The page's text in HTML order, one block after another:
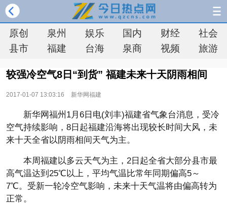
原创 泉州 娱乐 国内 财经
社会
县市
福建 台海 泉商 视频 旅游
较强冷空气8日“到货” 福建未来十天阴雨相间
2017-01-07 13:03:16 新华网福建
新华网福州1月6日电(刘丰)福建省气象台消息，受冷
空气持续影响，8日起福建沿海将出现较长时间大风，未
来十天全省以阴雨相间天气为主。
本周福建以多云天气为主，2日起全省大部分县市最
高气温达到25℃以上，平均气温比常年同期偏高5～
7℃。受新一轮冷空气影响，未来十天气温将由偏高转为
正常。